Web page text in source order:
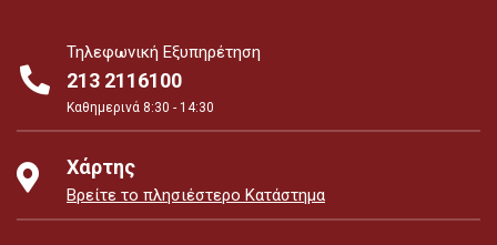
Τηλεφωνική Εξυπηρέτηση
213 2116100
Καθημερινά 8:30 - 14:30
Χάρτης
Βρείτε το πλησιέστερο Κατάστημα